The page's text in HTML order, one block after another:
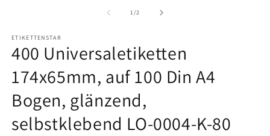
1/von
2
ETIKETTENSTAR
400 Universaletiketten
174x65mm, auf 100 Din A4
Bogen, glänzend,
selbstklebend LO-0004-K-80